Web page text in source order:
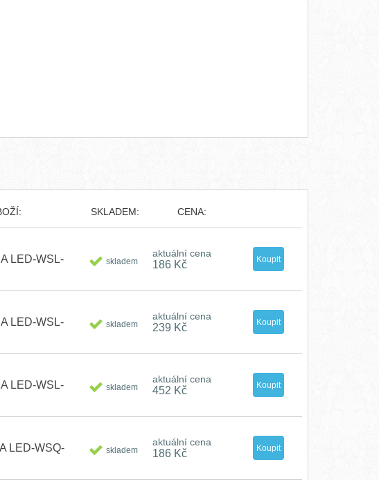
SKLADEM: CENA:
LED-WSL-
skladem
aktuální cena
186 Kč
LED-WSL-
skladem
aktuální cena
239 Kč
LED-WSL-
skladem
aktuální cena
452 Kč
LED-WSQ-
skladem
aktuální cena
186 Kč